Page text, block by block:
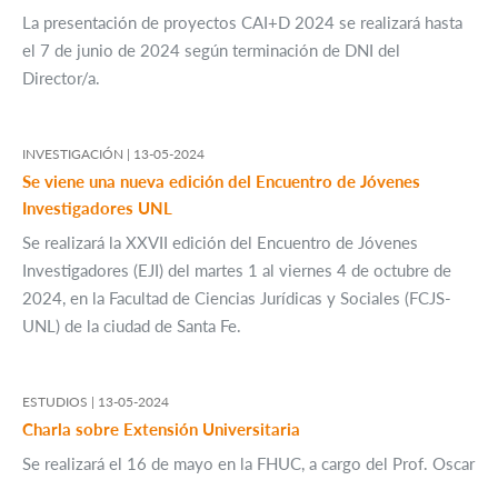
La presentación de proyectos CAI+D 2024 se realizará hasta
el 7 de junio de 2024 según terminación de DNI del
Director/a.
INVESTIGACIÓN | 13-05-2024
Se viene una nueva edición del Encuentro de Jóvenes
Investigadores UNL
Se realizará la XXVII edición del Encuentro de Jóvenes
Investigadores (EJI) del martes 1 al viernes 4 de octubre de
2024, en la Facultad de Ciencias Jurídicas y Sociales (FCJS-
UNL) de la ciudad de Santa Fe.
ESTUDIOS | 13-05-2024
Charla sobre Extensión Universitaria
Se realizará el 16 de mayo en la FHUC, a cargo del Prof. Oscar